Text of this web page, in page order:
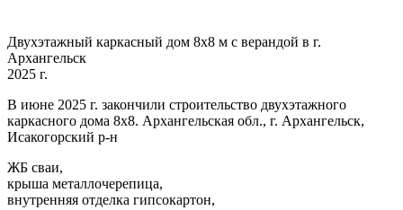
Двухэтажный каркасный дом 8х8 м с верандой в г.
Архангельск
2025 г.
В июне 2025 г. закончили строительство двухэтажного
каркасного дома 8х8. Архангельская обл., г. Архангельск,
Исакогорский р-н
ЖБ сваи,
крыша металлочерепица,
внутренняя отделка гипсокартон,